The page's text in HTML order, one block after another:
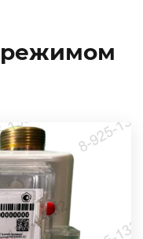
режимом